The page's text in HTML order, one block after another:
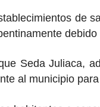
de
Seda Juliaca,
al municipio